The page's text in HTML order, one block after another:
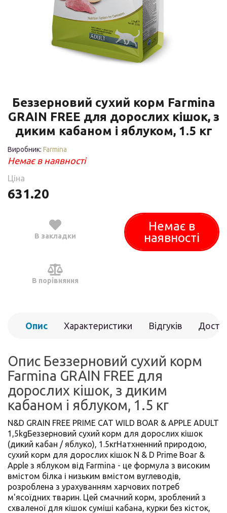
Беззерновий сухий корм Farmina
GRAIN FREE для дорослих кішок, з
диким кабаном і яблуком, 1.5 кг
Виробник: Farmina
Немає в наявності
Ціна
631.20
В закладки
В порівняння
Немає в
наявності
Опис Характеристики Відгуків
Опис Беззерновий сухий корм
Farmina GRAIN FREE для
дорослих кішок, з диким
кабаном і яблуком, 1.5 кг
N&D GRAIN FREE PRIME CAT WILD BOAR & APPLE ADULT
1,5kgБеззерновий сухий корм для дорослих кішок
(дикий кабан / яблуко), 1.5кгНатхненний природою,
сухий корм для дорослих кішок N & D Prime Boar &
Apple з яблуком від Farmina - це формула з високим
вмістом білка і низьким вмістом вуглеводів,
розроблена з урахуванням харчових потреб
м'ясоїдних тварин. Цей смачний корм, зроблений з
схваленої для кішок суміші кабана, курки без кісток,